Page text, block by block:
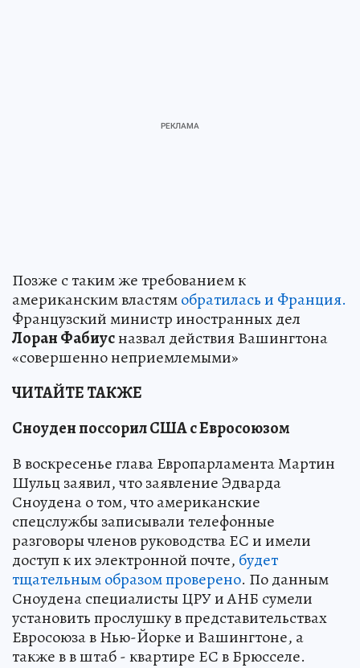
Позже с таким же требованием к
американским властямобратилась и Франция.
Французский министр иностранных дел
Лоран Фабиусназвал действия Вашингтона
«совершенно неприемлемыми»
ЧИТАЙТЕ ТАКЖЕ
Сноуден поссорил США с Евросоюзом
В воскресенье глава Европарламента Мартин
Шульц заявил, что заявление Эдварда
Сноудена о том, что американские
спецслужбы записывали телефонные
разговоры членов руководства ЕС и имели
доступ к их электронной почте, будет
тщательным образом проверено. По данным
Сноудена специалисты ЦРУ и АНБ сумели
установить прослушку в представительствах
Евросоюза в Нью-Йорке и Вашингтоне, а
также в в штаб - квартире ЕС в Брюсселе.